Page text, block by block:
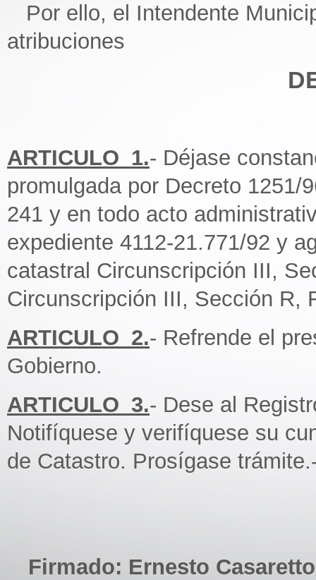
Por ello, el Intendente
atribuciones
ARTICULO_1.- Déjase
promulgada por Decreto 1251/
241 y en todo acto
expediente 4112-21.771/92 y
catastral Circunscripción III,
Circunscripción III, Sección R,
ARTICULO_2.- Refrende el
Gobierno.
ARTICULO_3.- Dese al
Notifíquese y verifíquese su
de Catastro. Prosígase
Firmado: Ernesto